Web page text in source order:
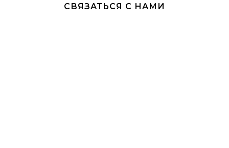
СВЯЗАТЬСЯ С НАМИ